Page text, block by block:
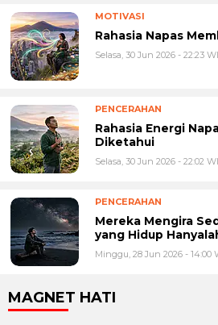
MOTIVASI
Rahasia Napas
Selasa, 30 Jun 2026 - 22:23
PENCERAHAN
Rahasia Energi
Diketahui
Selasa, 30 Jun 2026 - 22:02
PENCERAHAN
Mereka Mengira
yang Hidup
Minggu, 28 Jun 2026 - 14:00
MAGNET HATI